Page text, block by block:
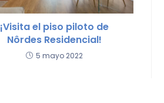
¡Visita el piso piloto de
Nôrdes Residencial!
5 mayo 2022